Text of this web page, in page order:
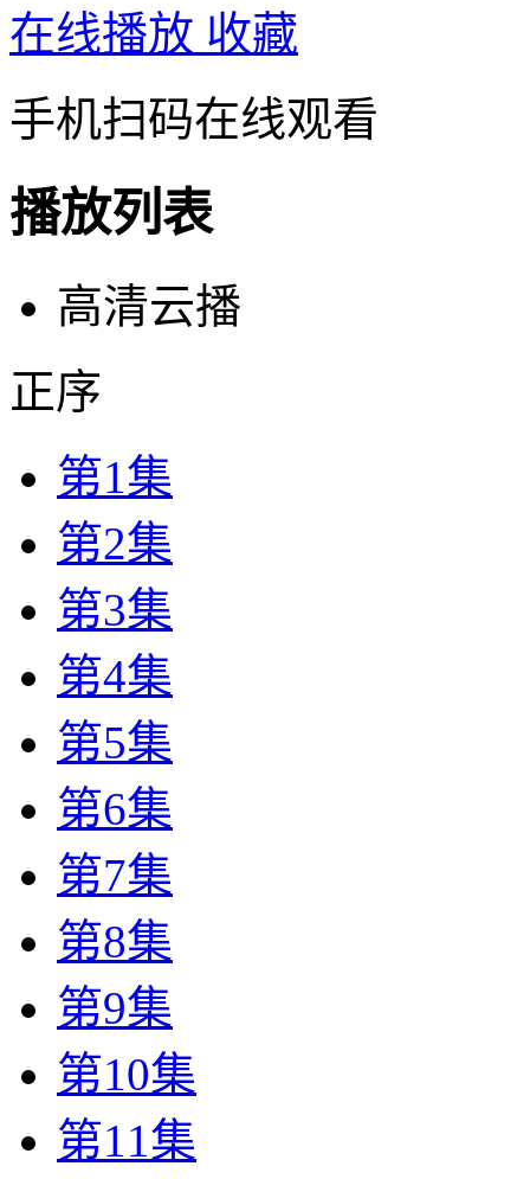
在线播放 收藏
手机扫码在线观看
播放列表
高清云播
正序
第1集
第2集
第3集
第4集
第5集
第6集
第7集
第8集
第9集
第10集
第11集